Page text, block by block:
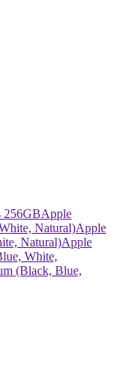
256GBApple
Natural)Apple
Natural)Apple
White,
(Black, Blue,